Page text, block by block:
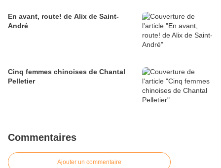
En avant, route! de Alix de Saint-
André
Cinq femmes chinoises de Chantal
Pelletier
Commentaires
Ajouter un commentaire